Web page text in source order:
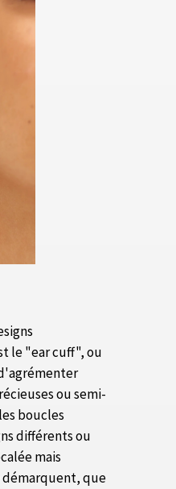
le "ear cuff", ou
ou semi-
boucles
différents ou
mais
démarquent, que